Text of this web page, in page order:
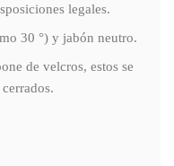
legales.
30 °) y jabón neutro.
de velcros, estos se